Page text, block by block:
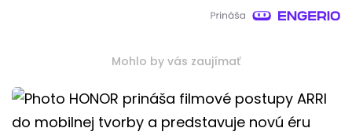
Mohlo by vás zaujímať